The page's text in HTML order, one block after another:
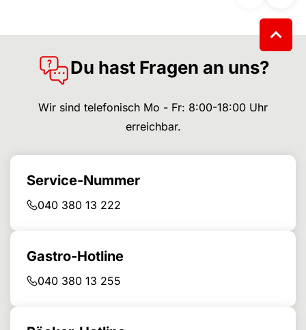
Du hast Fragen an uns?
Wir sind telefonisch Mo - Fr: 8:00-18:00 Uhr
erreichbar.
Service-Nummer
040 380 13 222
Gastro-Hotline
040 380 13 255